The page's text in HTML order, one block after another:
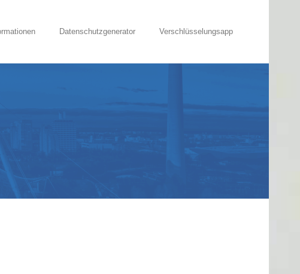
Datenschutzgenerator Verschlüsselungsapp